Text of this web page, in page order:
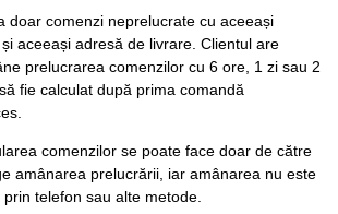
doar comenzi neprelucrate cu aceeași
aceeași adresă de livrare. Clientul are
prelucrarea comenzilor cu 6 ore, 1 zi sau 2
fie calculat după prima comandă
comenzilor se poate face doar de către
amânarea prelucrării, iar amânarea nu este
telefon sau alte metode.